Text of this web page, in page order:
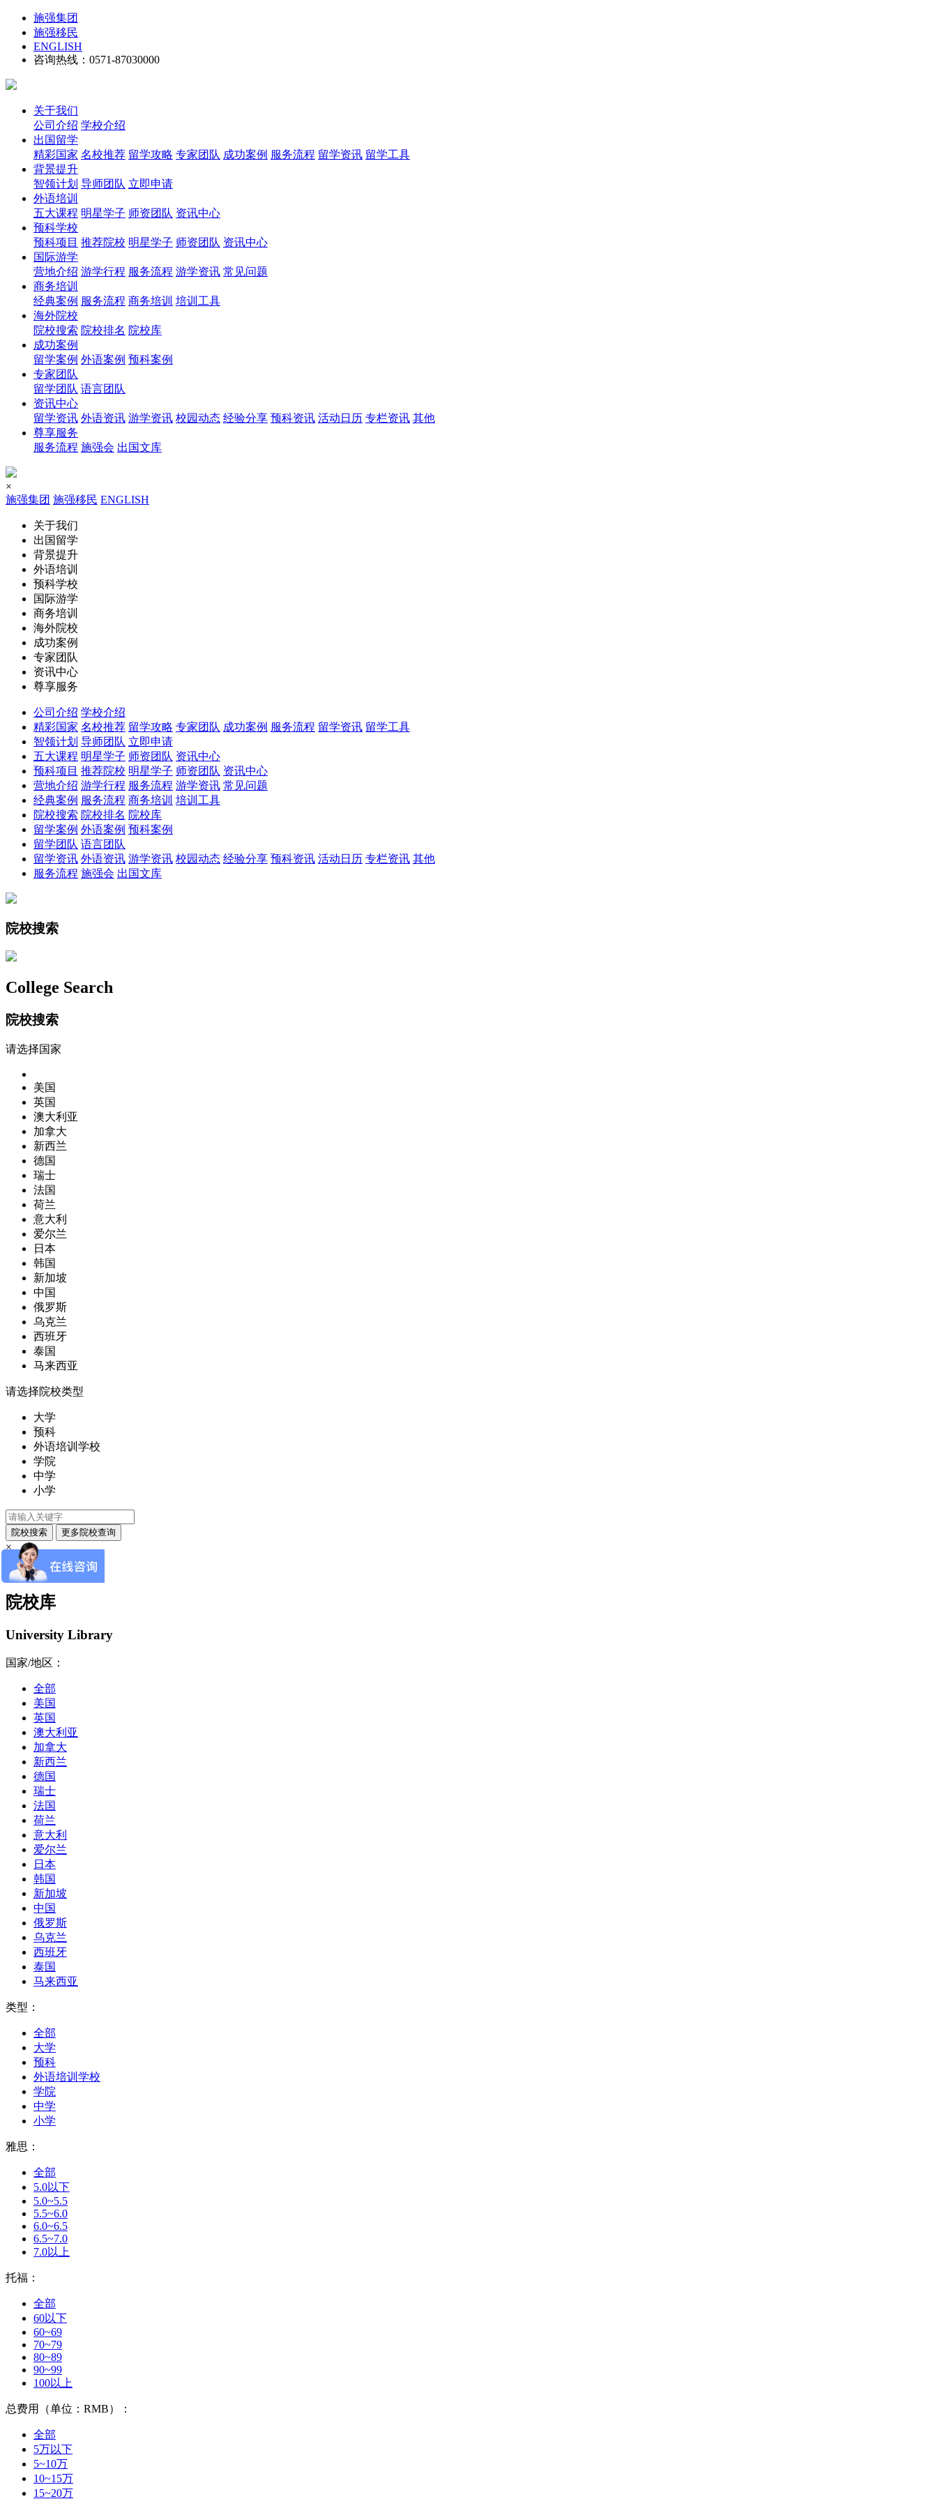
施强集团
施强移民
ENGLISH
咨询热线：0571-87030000
关于我们
公司介绍 学校介绍
出国留学
精彩国家 名校推荐 留学攻略 专家团队 成功案例 服务流程 留学资讯 留学工具
背景提升
智领计划 导师团队 立即申请
外语培训
五大课程 明星学子 师资团队 资讯中心
预科学校
预科项目 推荐院校 明星学子 师资团队 资讯中心
国际游学
营地介绍 游学行程 服务流程 游学资讯 常见问题
商务培训
经典案例 服务流程 商务培训 培训工具
海外院校
院校搜索 院校排名 院校库
成功案例
留学案例 外语案例 预科案例
专家团队
留学团队 语言团队
资讯中心
留学资讯 外语资讯 游学资讯 校园动态 经验分享 预科资讯 活动日历 专栏资讯 其他
尊享服务
服务流程 施强会 出国文库
×
施强集团 施强移民 ENGLISH
关于我们
出国留学
背景提升
外语培训
预科学校
国际游学
商务培训
海外院校
成功案例
专家团队
资讯中心
尊享服务
公司介绍 学校介绍
精彩国家 名校推荐 留学攻略 专家团队 成功案例 服务流程 留学资讯 留学工具
智领计划 导师团队 立即申请
五大课程 明星学子 师资团队 资讯中心
预科项目 推荐院校 明星学子 师资团队 资讯中心
营地介绍 游学行程 服务流程 游学资讯 常见问题
经典案例 服务流程 商务培训 培训工具
院校搜索 院校排名 院校库
留学案例 外语案例 预科案例
留学团队 语言团队
留学资讯 外语资讯 游学资讯 校园动态 经验分享 预科资讯 活动日历 专栏资讯 其他
服务流程 施强会 出国文库
院校搜索
College Search
院校搜索
请选择国家
美国
英国
澳大利亚
加拿大
新西兰
德国
瑞士
法国
荷兰
意大利
爱尔兰
日本
韩国
新加坡
中国
俄罗斯
乌克兰
西班牙
泰国
马来西亚
请选择院校类型
大学
预科
外语培训学校
学院
中学
小学
×
院校库
University Library
国家/地区：
全部
美国
英国
澳大利亚
加拿大
新西兰
德国
瑞士
法国
荷兰
意大利
爱尔兰
日本
韩国
新加坡
中国
俄罗斯
乌克兰
西班牙
泰国
马来西亚
类型：
全部
大学
预科
外语培训学校
学院
中学
小学
雅思：
全部
5.0以下
5.0~5.5
5.5~6.0
6.0~6.5
6.5~7.0
7.0以上
托福：
全部
60以下
60~69
70~79
80~89
90~99
100以上
总费用（单位：RMB）：
全部
5万以下
5~10万
10~15万
15~20万